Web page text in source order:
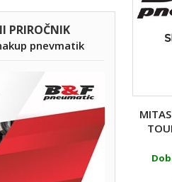
PRIROČNIK
pnevmatik